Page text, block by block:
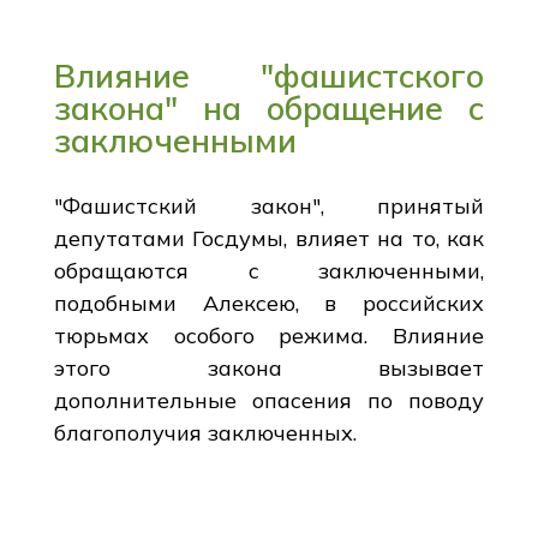
Влияние "фашистского
закона" на обращение с
заключенными
"Фашистский закон", принятый
депутатами Госдумы, влияет на то, как
обращаются с заключенными,
подобными Алексею, в российских
тюрьмах особого режима. Влияние
этого закона вызывает
дополнительные опасения по поводу
благополучия заключенных.